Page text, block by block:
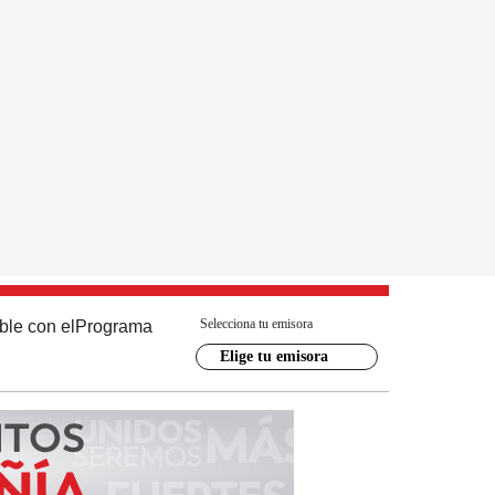
con el Programa Selecciona tu emisora
Elige tu emisora